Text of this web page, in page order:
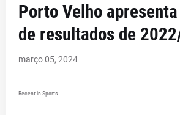
Porto Velho
de resultados de
março 05, 2024
Recent in Sports